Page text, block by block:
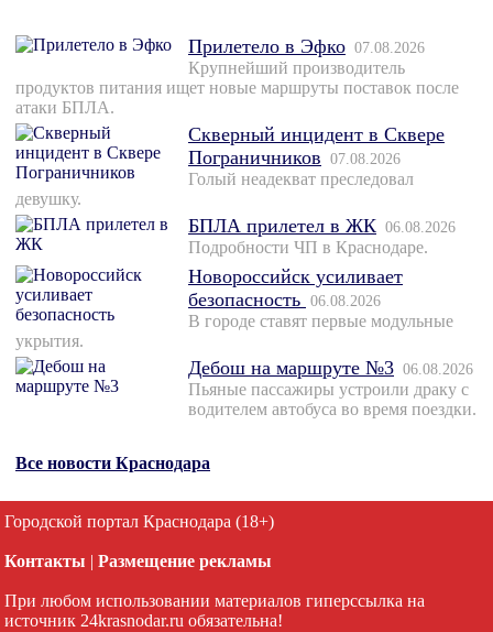
Прилетело в Эфко 07.08.2026
Крупнейший производитель
продуктов питания ищет новые маршруты поставок после
атаки БПЛА.
Скверный инцидент в Сквере
Пограничников 07.08.2026
Голый неадекват преследовал
девушку.
БПЛА прилетел в ЖК 06.08.2026
Подробности ЧП в Краснодаре.
Новороссийск усиливает
безопасность 06.08.2026
В городе ставят первые модульные
укрытия.
Дебош на маршруте №3 06.08.2026
Пьяные пассажиры устроили драку с
водителем автобуса во время поездки.
Все новости Краснодара
Городской портал Краснодара (18+)
Контакты | Размещение рекламы
При любом использовании материалов гиперссылка на
источник 24krasnodar.ru обязательна!